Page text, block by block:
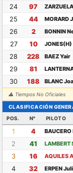
24 97
25 44 MORARD
26 2 BONNIN
27 10
28 228 BAEZ Yair
29 81
30 188 BLANC
⚠ Tiempos No Oficiales
CLASIFICACIÓN
POS.
N° PILOTO
1 4
2 41 LAMBERT
3 16 AQUILES
4 32 ERPEN